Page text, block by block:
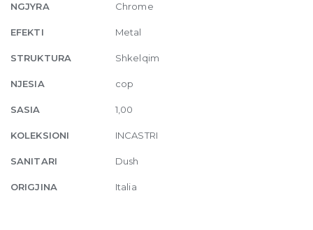
Chrome
quantity
NGJYRA Chrome
EFEKTI Metal
STRUKTURA Shkelqim
NJESIA cop
SASIA 1,00
KOLEKSIONI INCASTRI
SANITARI Dush
ORIGJINA Italia